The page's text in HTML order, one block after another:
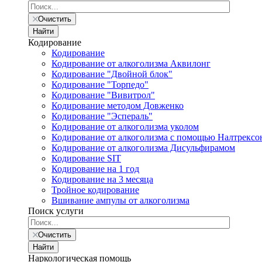
Очистить
Найти
Кодирование
Кодирование
Кодирование от алкоголизма Аквилонг
Кодирование "Двойной блок"
Кодирование "Торпедо"
Кодирование "Вивитрол"
Кодирование методом Довженко
Кодирование "Эспераль"
Кодирование от алкоголизма уколом
Кодирование от алкоголизма с помощью
Кодирование от алкоголизма Дисульфирамом
Кодирование SIT
Кодирование на 1 год
Кодирование на 3 месяца
Тройное кодирование
Вшивание ампулы от алкоголизма
Поиск услуги
Очистить
Найти
Наркологическая помощь